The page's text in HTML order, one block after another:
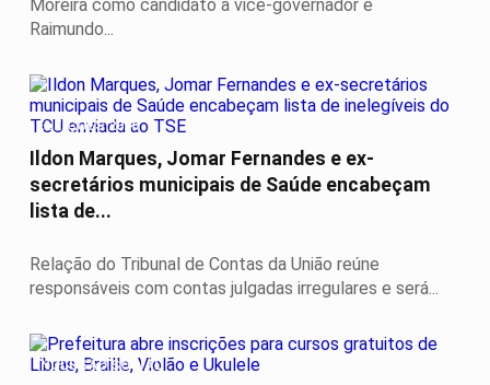
Moreira como candidato a vice-governador e
Raimundo...
ELEIÇÕES 2026
Ildon Marques, Jomar Fernandes e ex-
secretários municipais de Saúde encabeçam
lista de...
Relação do Tribunal de Contas da União reúne
responsáveis com contas julgadas irregulares e será...
INCLUSÃO SOCIAL